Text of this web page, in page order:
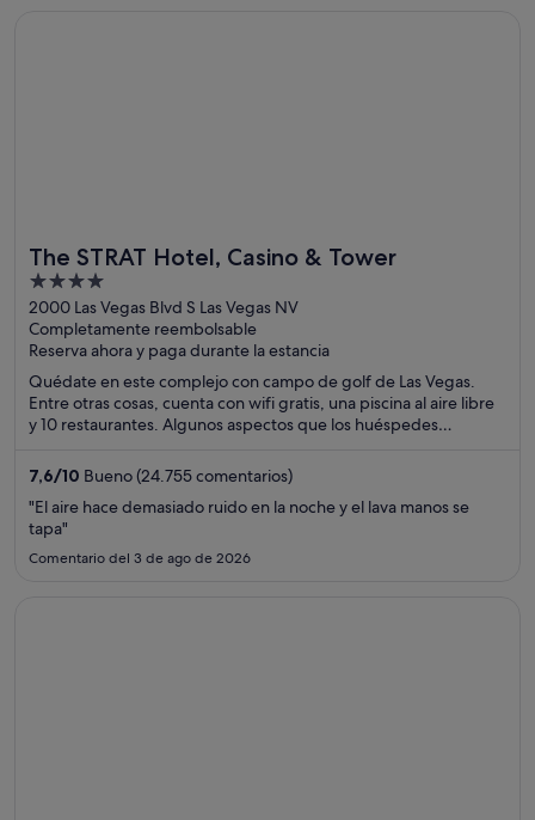
The STRAT Hotel, Casino & Tower
4
out
of
5
2000 Las Vegas Blvd S Las Vegas NV
Completamente reembolsable
Reserva ahora y paga durante la estancia
Quédate en este complejo con campo de golf de Las Vegas.
Entre otras cosas, cuenta con wifi gratis, una piscina al aire libre
y 10 restaurantes. Algunos aspectos que los huéspedes
limpieza de sus habitaciones. Dos atracciones turísticas
populares que se encuentran cerca son The Strat y Casino
Circus Circus.
7,6/10 Bueno (24.755 comentarios)
"El aire hace demasiado ruido en la noche y el lava manos se
tapa"
Comentario del 3 de ago de 2026